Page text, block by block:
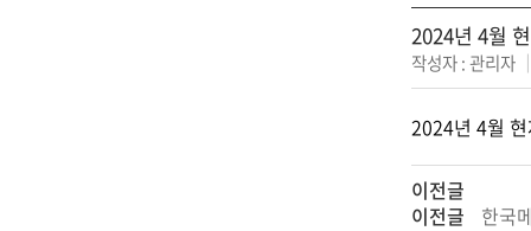
2024년 4월
작성자 : 관리자
2024년 4월
이전글
이전글
한국